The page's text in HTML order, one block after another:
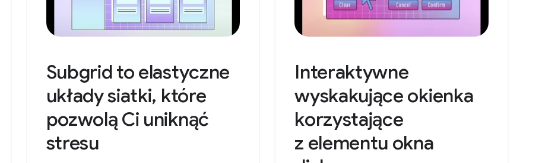
Subgrid to elastyczne
układy siatki, które
pozwolą Ci uniknąć
stresu
Interaktywne
wyskakujące okienka
korzystające
z elementu okna